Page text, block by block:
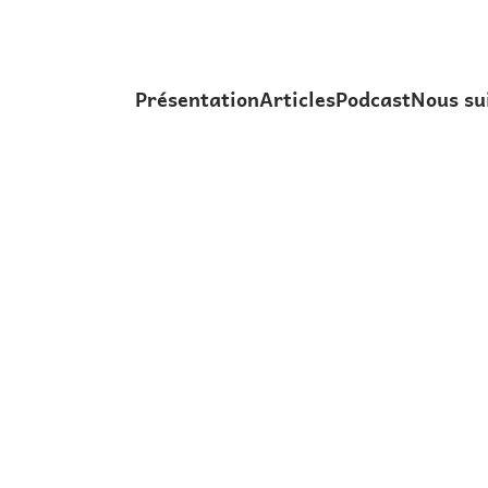
PrésentationArticlesPodcastNous